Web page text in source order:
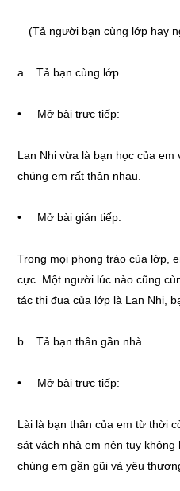
(Tả người bạn cùng lớp hay
a. Tả bạn cùng lớp.
• Mở bài trực tiếp:
Lan Nhi vừa là bạn học của
chúng em rất thân nhau.
• Mở bài gián tiếp:
Trong mọi phong trào của lớp,
cực. Một người lúc nào cũng
tác thi đua của lớp là Lan Nhi,
b. Tả bạn thân gần nhà.
• Mở bài trực tiếp:
Lài là bạn thân của em từ thời
sát vách nhà em nên tuy
chúng em gần gũi và yêu